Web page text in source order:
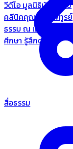
วีดีโอ มูลนิธิบ้านอารีย์
คลีนิคคุณหมอไพทูรย์
ธรรม ณ แดนพุทธภูมิ
ศึกษา รู้สึกตัว
สื่อธรรม